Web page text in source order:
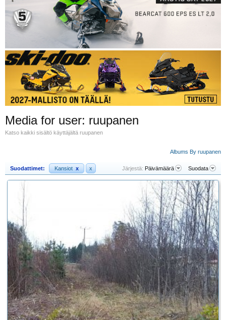
Media for user: ruupanen
Katso kaikki sisältö käyttäjältä ruupanen
Albums By ruupanen
Suodattimet: Kansiot x x Järjestä: Päivämäärä Suodata